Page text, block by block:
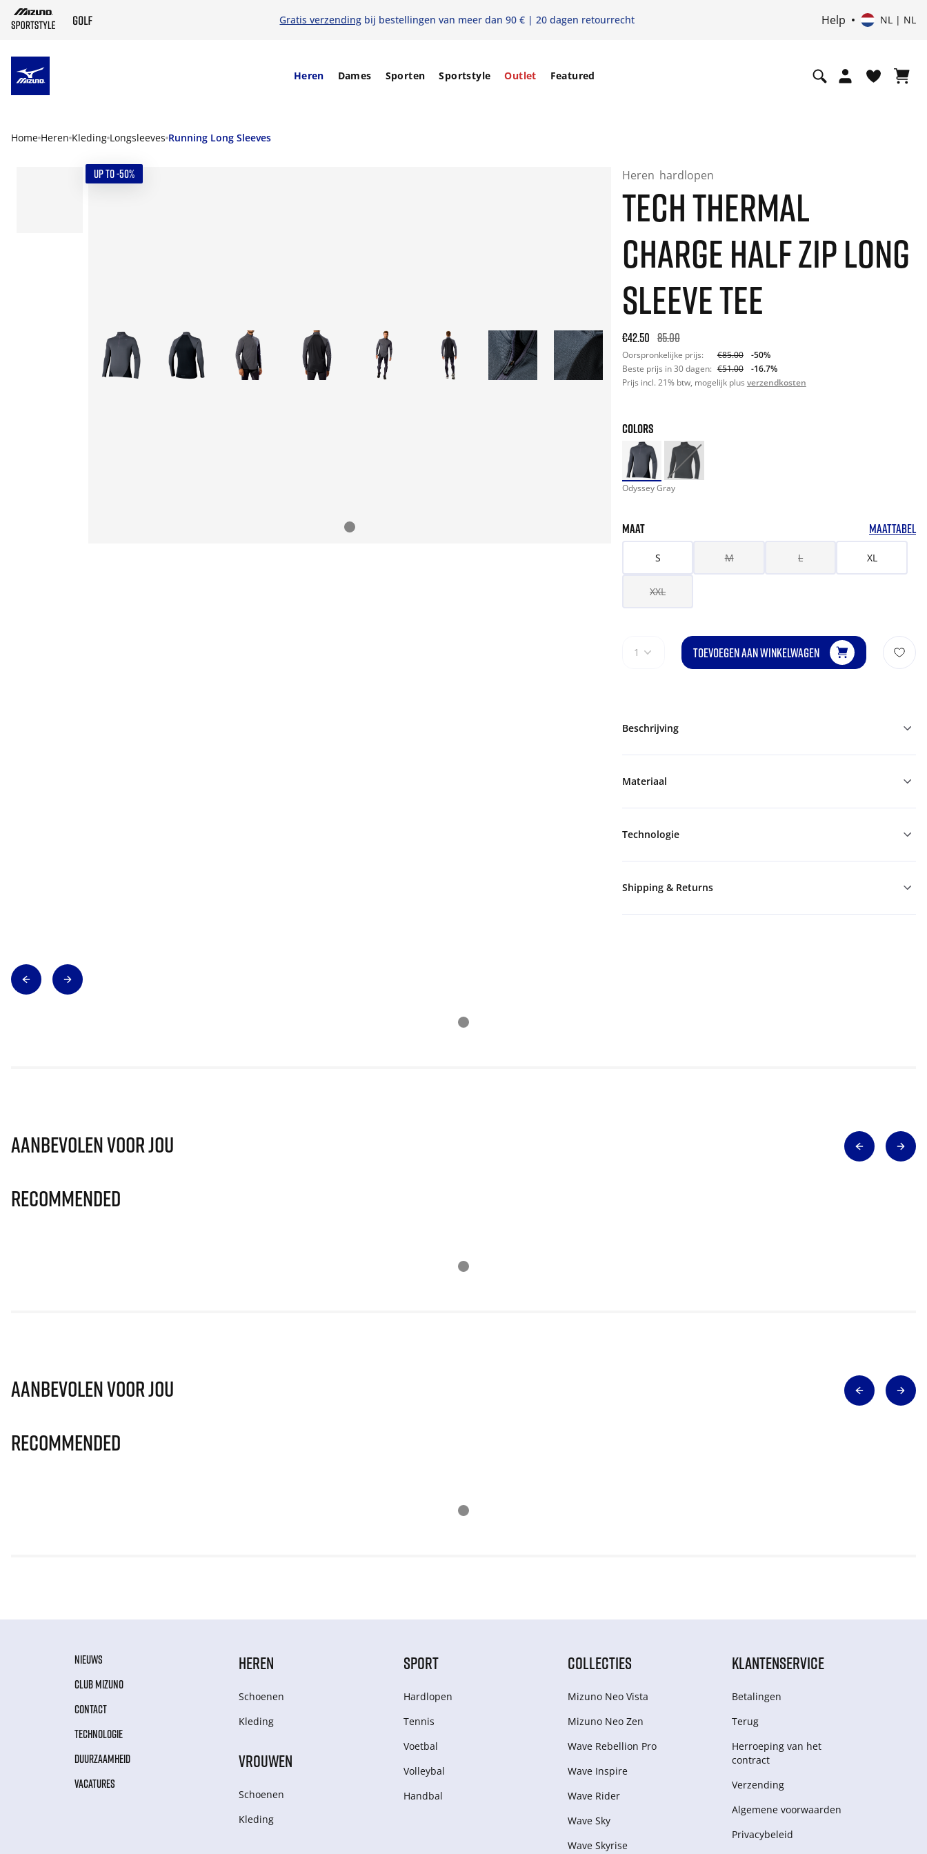
Gratis verzending bij bestellingen van meer dan 90 € | 20 dagen retourrecht Help NL | NL
Heren Dames Sporten Sportstyle Outlet Featured
Home Heren Kleding Longsleeves Running Long Sleeves
UP TO -50% Heren hardlopen
TECH THERMAL
CHARGE HALF ZIP LONG
SLEEVE TEE
Original price: €85.00. 30-day best price: €51.00. -50% off
€42.50 85.00
Oorspronkelijke prijs: €85.00
-50%
Beste prijs in 30 dagen: €51.00
-16.7%
Prijs incl. 21% btw, mogelijk plus verzendkosten
COLORS
Odyssey Gray
MAAT MAATTABEL
S M L XL
XXL
1 TOEVOEGEN AAN WINKELWAGEN
Beschrijving
Materiaal
Technologie
Shipping & Returns
Aanbevolen voor jou
Recommended
Aanbevolen voor jou
Recommended
NIEUWS
CLUB MIZUNO
CONTACT
TECHNOLOGIE
DUURZAAMHEID
VACATURES
HEREN
Schoenen
Kleding
VROUWEN
Schoenen
Kleding
SPORT
Hardlopen
Tennis
Voetbal
Volleybal
Handbal
COLLECTIES
Mizuno Neo Vista
Mizuno Neo Zen
Wave Rebellion Pro
Wave Inspire
Wave Rider
Wave Sky
Wave Skyrise
KLANTENSERVICE
Betalingen
Terug
Herroeping van het
contract
Verzending
Algemene voorwaarden
Privacybeleid